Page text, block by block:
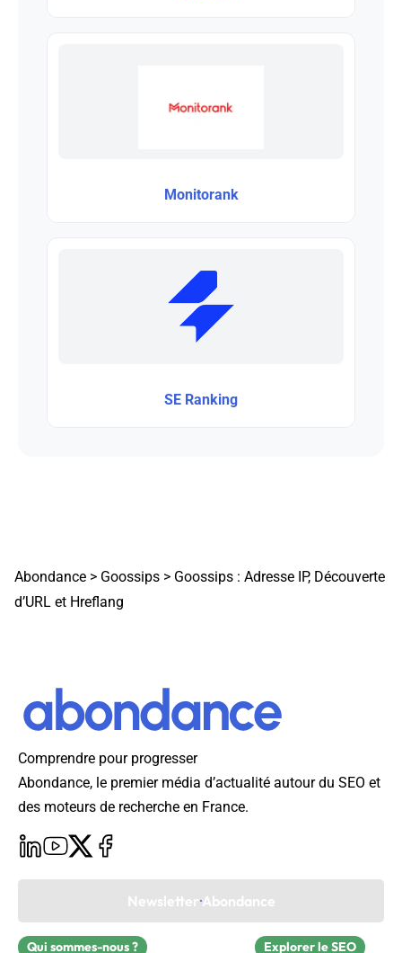
Monitorank
SE Ranking
Abondance > Goossips > Goossips : Adresse IP, Découverte
d’URL et Hreflang
Comprendre pour progresser
Abondance, le premier média d’actualité autour du SEO et
des moteurs de recherche en France.
Newsletter Abondance
Qui sommes-nous ? Explorer le SEO